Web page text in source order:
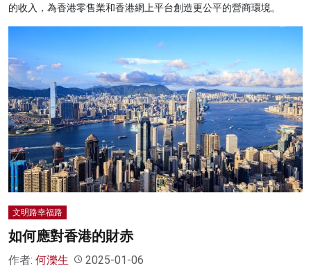
的收入，為香港零售業和香港網上平台創造更公平的營商環境。
文明路幸福路
如何應對香港的財赤
作者: 何濼生 2025-01-06